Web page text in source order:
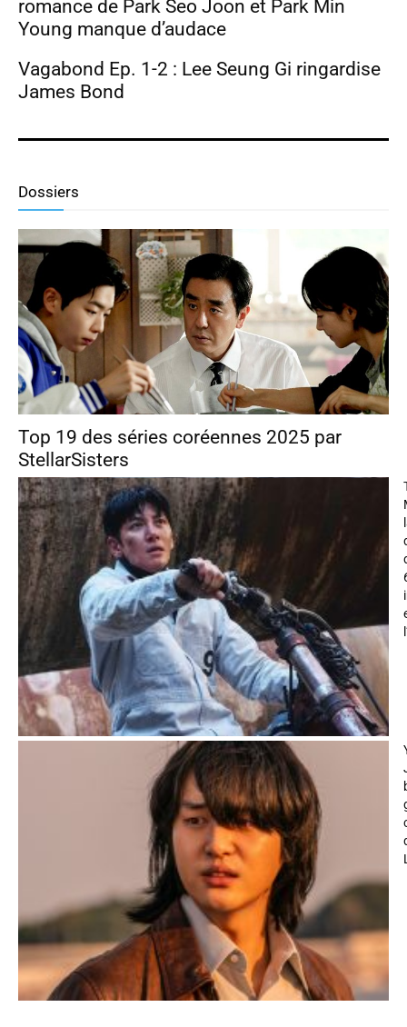
romance de Park Seo Joon et Park Min
Young manque d’audace
Vagabond Ep. 1-2 : Lee Seung Gi ringardise
James Bond
Dossiers
Top 19 des séries coréennes 2025 par
StellarSisters